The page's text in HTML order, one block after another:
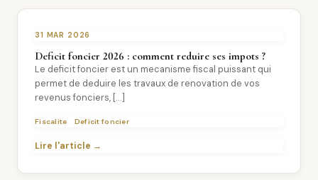
31 MAR 2026
Deficit foncier 2026 : comment reduire ses impots ?
Le deficit foncier est un mecanisme fiscal puissant qui
permet de deduire les travaux de renovation de vos
revenus fonciers, […]
Fiscalite Deficit foncier
Lire l'article →